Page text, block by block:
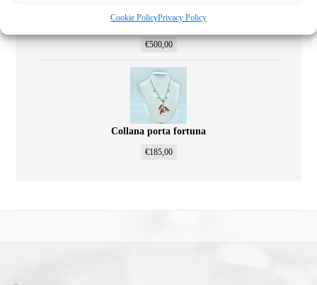
Cookie PolicyPrivacy Policy
Primavera
€500,00
Collana porta fortuna
€185,00